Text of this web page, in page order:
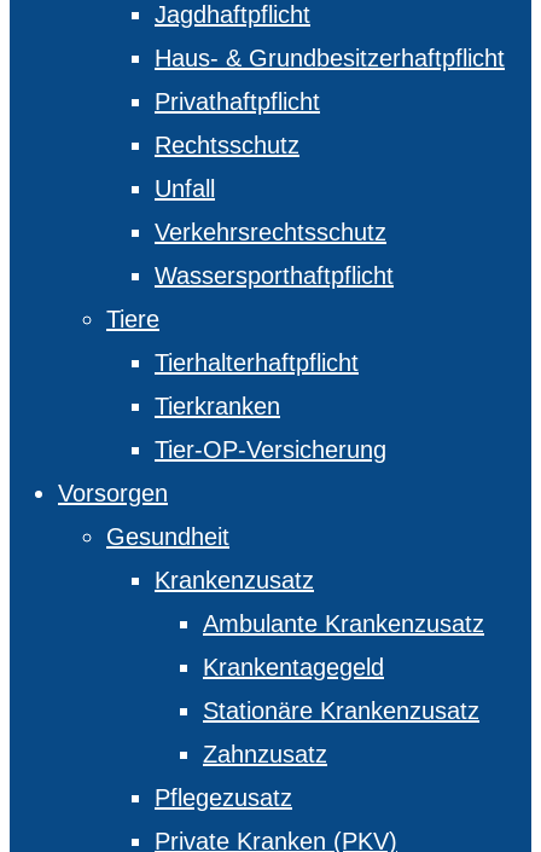
Jagdhaftpflicht
Haus- & Grundbesitzerhaftpflicht
Privathaftpflicht
Rechtsschutz
Unfall
Verkehrsrechtsschutz
Wassersporthaftpflicht
Tiere
Tierhalterhaftpflicht
Tierkranken
Tier-OP-Versicherung
Vorsorgen
Gesundheit
Krankenzusatz
Ambulante Krankenzusatz
Krankentagegeld
Stationäre Krankenzusatz
Zahnzusatz
Pflegezusatz
Private Kranken (PKV)